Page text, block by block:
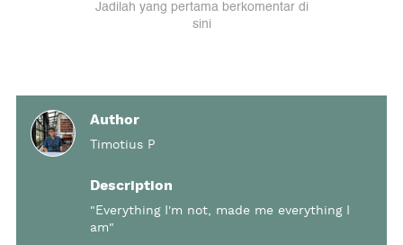
Author
Timotius P
Description
"Everything I'm not, made me everything I
am"